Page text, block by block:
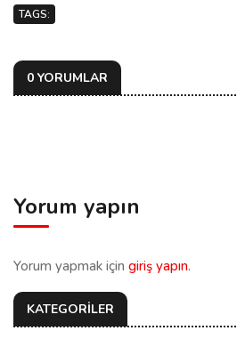
TAGS:
0 YORUMLAR
Yorum yapın
Yorum yapmak için giriş yapın.
KATEGORİLER